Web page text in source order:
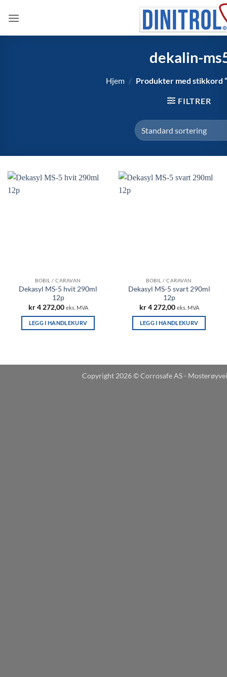
dekalin-
Hjem / Produkter med stikkord
FILTRER
BOBIL / CARAVAN
Dekasyl MS-5 hvit 290ml
12p
kr4 272,00 eks. MVA
LEGG I HANDLEKURV
BOBIL / CARAVAN
Dekasyl MS-5 svart 290ml
12p
kr4 272,00 eks. MVA
LEGG I HANDLEKURV
Copyright 2026 © Corrosafe AS -